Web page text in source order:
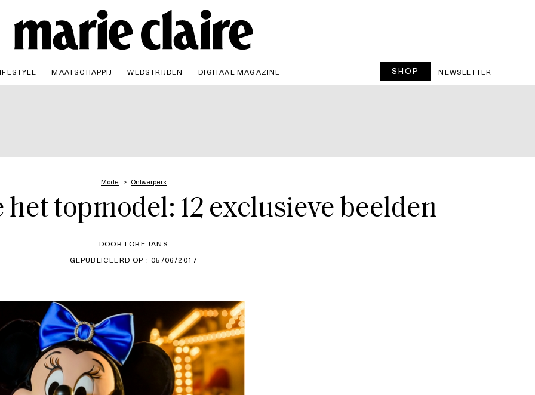
MAATSCHAPPIJ WEDSTRIJDEN DIGITAAL MAGAZINE SHOP NEWSLETTER
Mode Ontwerpers
topmodel: 12 exclusieve beelden
DOOR LORE JANS
GEPUBLICEERD OP : 05/06/2017